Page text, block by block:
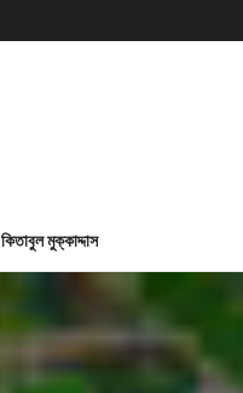
কিতাবুল মুক্কাদ্দাস